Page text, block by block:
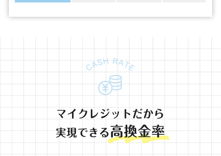
マイクレジットだから
実現できる高換金率